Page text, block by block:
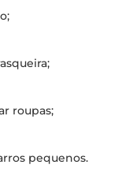
roupas;
pequenos.